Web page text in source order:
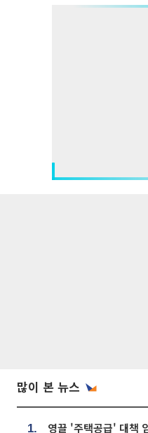
많이 본 뉴스
1.